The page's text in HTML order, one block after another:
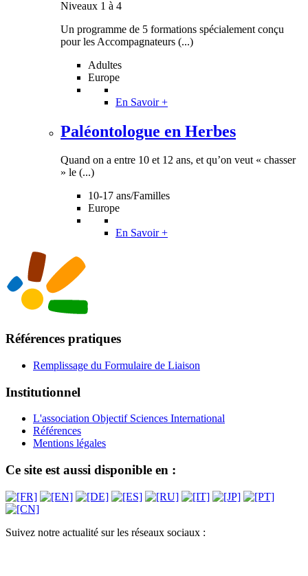
Niveaux 1 à 4
Un programme de 5 formations spécialement conçu
pour les Accompagnateurs (...)
Adultes
Europe
En Savoir +
Paléontologue en Herbes
Quand on a entre 10 et 12 ans, et qu’on veut « chasser
» le (...)
10-17 ans/Familles
Europe
En Savoir +
Références pratiques
Remplissage du Formulaire de Liaison
Institutionnel
L'association Objectif Sciences International
Références
Mentions légales
Ce site est aussi disponible en :
Suivez notre actualité sur les réseaux sociaux :